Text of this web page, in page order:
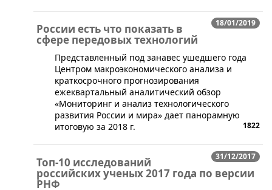
18/01/2019
России есть что показать в
сфере передовых технологий
Представленный под занавес ушедшего года
Центром макроэкономического анализа и
краткосрочного прогнозирования
ежеквартальный аналитический обзор
«Мониторинг и анализ технологического
развития России и мира» дает панорамную
итоговую за 2018 г.
1822
31/12/2017
Топ-10 исследований
российских ученых 2017 года по версии
РНФ